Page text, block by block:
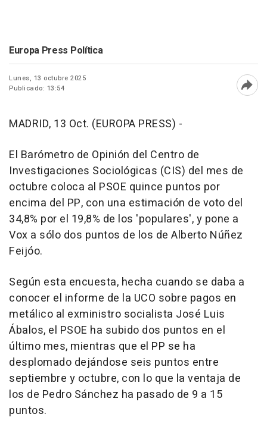
Europa Press Política
Lunes, 13 octubre 2025
Publicado: 13:54
MADRID, 13 Oct. (EUROPA PRESS) -
El Barómetro de Opinión del Centro de
Investigaciones Sociológicas (CIS) del mes de
octubre coloca al PSOE quince puntos por
encima del PP, con una estimación de voto del
34,8% por el 19,8% de los 'populares', y pone a
Vox a sólo dos puntos de los de Alberto Núñez
Feijóo.
Según esta encuesta, hecha cuando se daba a
conocer el informe de la UCO sobre pagos en
metálico al exministro socialista José Luis
Ábalos, el PSOE ha subido dos puntos en el
último mes, mientras que el PP se ha
desplomado dejándose seis puntos entre
septiembre y octubre, con lo que la ventaja de
los de Pedro Sánchez ha pasado de 9 a 15
puntos.